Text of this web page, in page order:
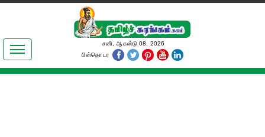
இலக்கியங்கள்
தமிழ் உலகம்
சனி, ஆகஸ்டு 08, 2026
பின்தொடர